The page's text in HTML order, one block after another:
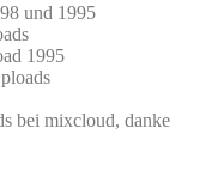
und 1995
1995
bei mixcloud, danke